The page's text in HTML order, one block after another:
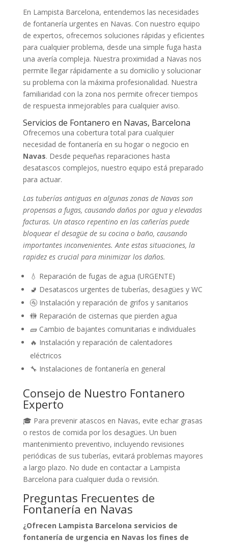
En Lampista Barcelona, entendemos las necesidades
de fontanería urgentes en Navas. Con nuestro equipo
de expertos, ofrecemos soluciones rápidas y eficientes
para cualquier problema, desde una simple fuga hasta
una avería compleja. Nuestra proximidad a Navas nos
permite llegar rápidamente a su domicilio y solucionar
su problema con la máxima profesionalidad. Nuestra
familiaridad con la zona nos permite ofrecer tiempos
de respuesta inmejorables para cualquier aviso.
Servicios de Fontanero en Navas, Barcelona
Ofrecemos una cobertura total para cualquier
necesidad de fontanería en su hogar o negocio en
Navas. Desde pequeñas reparaciones hasta
desatascos complejos, nuestro equipo está preparado
para actuar.
Las tuberías antiguas en algunas zonas de Navas son
propensas a fugas, causando daños por agua y elevadas
facturas. Un atasco repentino en las cañerías puede
bloquear el desagüe de su cocina o baño, causando
importantes inconvenientes. Ante estas situaciones, la
rapidez es crucial para minimizar los daños.
💧 Reparación de fugas de agua (URGENTE)
🚽 Desatascos urgentes de tuberías, desagües y WC
🚰 Instalación y reparación de grifos y sanitarios
🚻 Reparación de cisternas que pierden agua
🧱 Cambio de bajantes comunitarias e individuales
🔥 Instalación y reparación de calentadores
eléctricos
🔧 Instalaciones de fontanería en general
Consejo de Nuestro Fontanero
Experto
🎓 Para prevenir atascos en Navas, evite echar grasas
o restos de comida por los desagües. Un buen
mantenimiento preventivo, incluyendo revisiones
periódicas de sus tuberías, evitará problemas mayores
a largo plazo. No dude en contactar a Lampista
Barcelona para cualquier duda o revisión.
Preguntas Frecuentes de
Fontanería en Navas
¿Ofrecen Lampista Barcelona servicios de
fontanería de urgencia en Navas los fines de